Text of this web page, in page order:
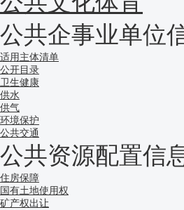
公共企事业单位
适用主体清单
公开目录
卫生健康
供水
供气
环境保护
公共交通
公共资源配置信
住房保障
国有土地使用权
矿产权出让